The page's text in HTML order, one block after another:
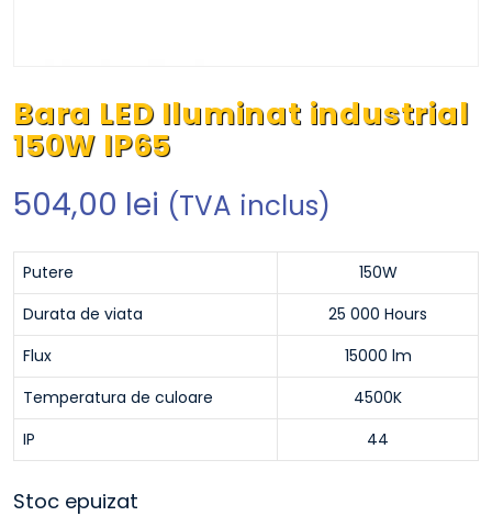
Bara LED Iluminat industrial
150W IP65
504,00 lei (TVA inclus)
Putere
150W
Durata de viata
25 000 Hours
Flux
15000 lm
Temperatura de culoare
4500K
IP
44
Stoc epuizat